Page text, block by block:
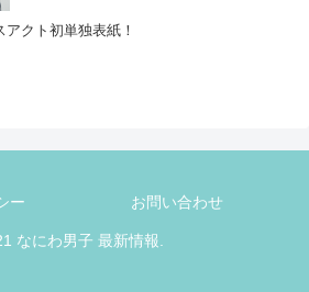
クト初単独表紙！
ー お問い合わせ
なにわ男子 最新情報.